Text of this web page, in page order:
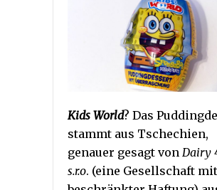
Kids World? Das
stammt aus Tschechien,
genauer gesagt von Dairy
s.r.o. (eine Gesellschaft mit